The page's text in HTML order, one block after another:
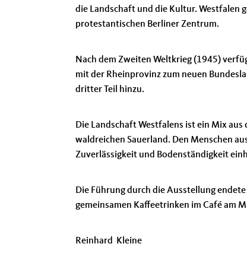
die Landschaft und die Kultur. Westfalen
protestantischen Berliner Zentrum.
Nach dem Zweiten Weltkrieg (1945)
mit der Rheinprovinz zum neuen
dritter Teil hinzu.
Die Landschaft Westfalens ist ein Mix
waldreichen Sauerland. Den Menschen
Zuverlässigkeit und Bodenständigkeit
Die Führung durch die Ausstellung
gemeinsamen Kaffeetrinken im Café am
Reinhard Kleine